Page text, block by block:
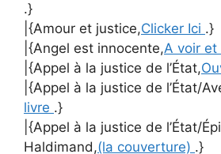
.}
|{Amour et justice,Clicker Ici .}
|{Angel est innocente,A voir et
|{Appel à la justice de l’État,
|{Appel à la justice de l’État/
livre .}
|{Appel à la justice de l’État/
Haldimand,(la couverture) .}